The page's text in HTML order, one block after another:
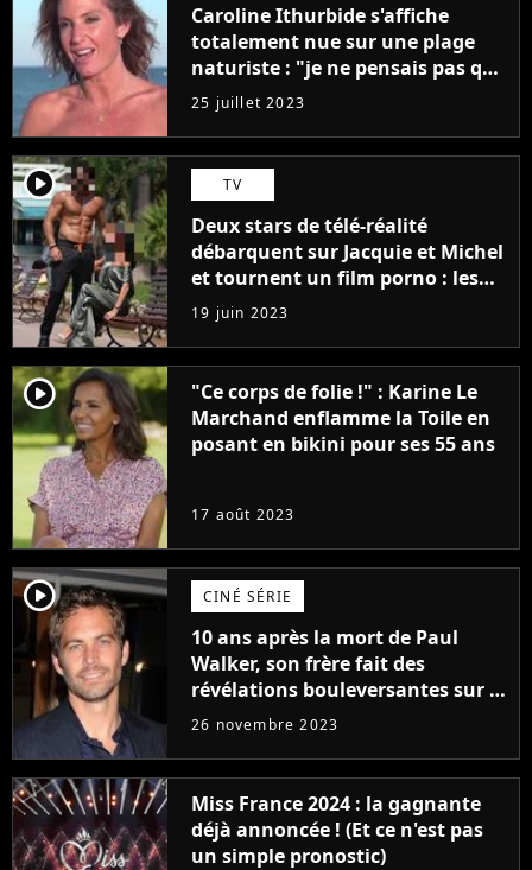
Caroline Ithurbide s'affiche
totalement nue sur une plage
naturiste : "je ne pensais pas que
j'arriverais à le faire..."
25 juillet 2023
player2 TV
Deux stars de télé-réalité
débarquent sur Jacquie et Michel
et tournent un film porno : les
premières images du tournage
(exclu)
19 juin 2023
player2
"Ce corps de folie !" : Karine Le
Marchand enflamme la Toile en
posant en bikini pour ses 55 ans
17 août 2023
player2 CINÉ SÉRIE
10 ans après la mort de Paul
Walker, son frère fait des
révélations bouleversantes sur la
réaction des acteurs de Fast and
26 novembre 2023
Miss France 2024 : la gagnante
déjà annoncée ! (Et ce n'est pas
un simple pronostic)